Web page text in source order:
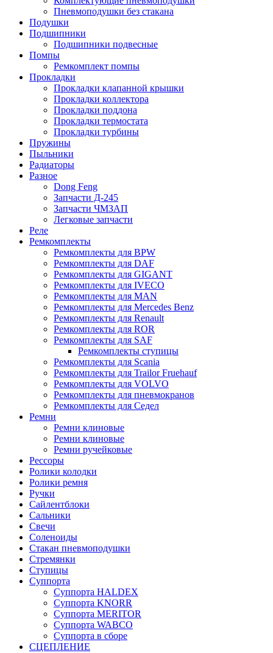
Пневмоподушки без стакана
Подушки
Подшипники
Подшипники подвесные
Помпы
Ремкомплект помпы
Прокладки
Прокладки клапанной крышки
Прокладки коллектора
Прокладки поддона
Прокладки термостата
Прокладки турбины
Пружины
Пыльники
Радиаторы
Разное
Dong Feng
Запчасти Д-245
Запчасти ЧМЗАП
Легковые запчасти
Реле
Ремкомплекты
Ремкомплекты для BPW
Ремкомплекты для DAF
Ремкомплекты для GIGANT
Ремкомплекты для IVECO
Ремкомплекты для MAN
Ремкомплекты для Mercedes Benz
Ремкомплекты для Renault
Ремкомплекты для ROR
Ремкомплекты для SAF
Ремкомплекты ступицы
Ремкомплекты для Scania
Ремкомплекты для Trailor Fruehauf
Ремкомплекты для VOLVO
Ремкомплекты для пневмокранов
Ремкомплекты для Седел
Ремни
Ремни клиновые
Ремни клиновые
Ремни ручейковые
Рессоры
Ролики колодки
Ролики ремня
Ручки
Сайлентблоки
Сальники
Свечи
Соленоиды
Стакан пневмоподушки
Стремянки
Ступицы
Суппорта
Суппорта HALDEX
Суппорта KNORR
Суппорта MERITOR
Суппорта WABCO
Суппорта в сборе
СЦЕПЛЕНИЕ